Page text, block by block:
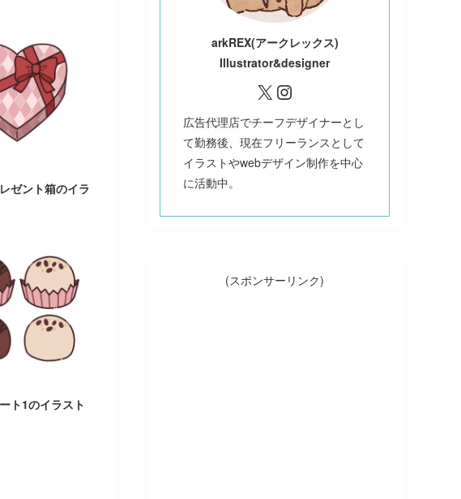
ゼント箱のイラ
ト1のイラスト
arkREX(アークレックス)
Illustrator&designer
X Instagram
広告代理店でチーフデザイナーとし
て勤務後、現在フリーランスとして
イラストやwebデザイン制作を中心
に活動中。
(スポンサーリンク)